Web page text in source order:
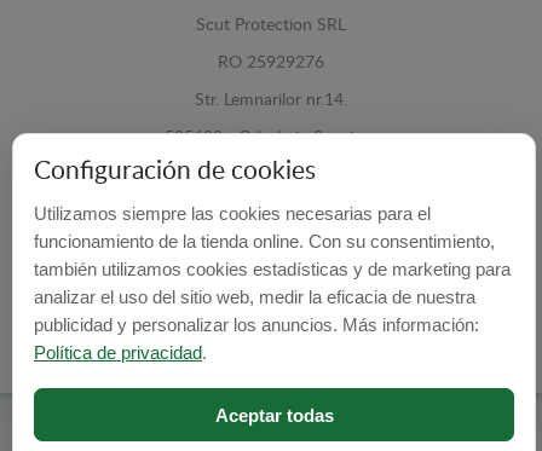
Scut Protection SRL
RO 25929276
Str. Lemnarilor nr.14.
535600 - Odorheiu Secuiesc
Harghita, Romania
E-mail: info@cubrecarter.com
Cubre Carter -© 2026
Configuración de cookies
Utilizamos siempre las cookies necesarias para el
funcionamiento de la tienda online. Con su consentimiento,
también utilizamos cookies estadísticas y de marketing para
analizar el uso del sitio web, medir la eficacia de nuestra
publicidad y personalizar los anuncios. Más información:
Política de privacidad.
Aceptar todas